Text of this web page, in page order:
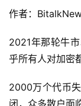
作者：
2021年那轮牛
乎所有人对加密
2000万个代币